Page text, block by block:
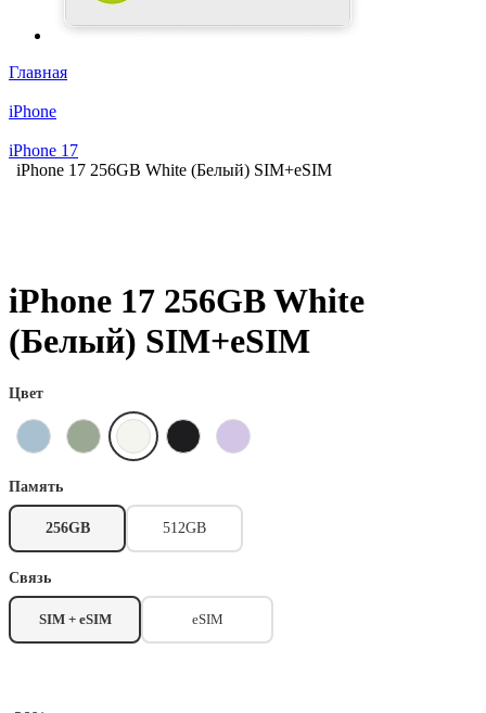
Главная
iPhone
iPhone 17
iPhone 17 256GB White (Белый) SIM+eSIM
iPhone 17 256GB White
(Белый) SIM+eSIM
Цвет
Память
256GB 512GB
Связь
SIM + eSIM eSIM